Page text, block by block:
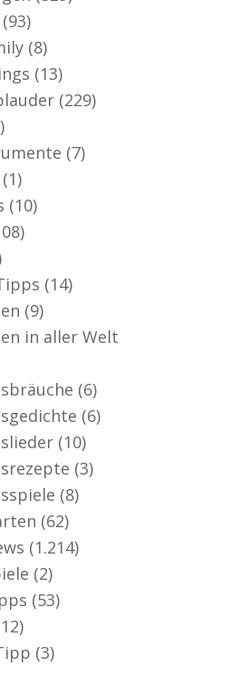
(93)
(8)
(13)
(229)
(7)
(1)
(10)
(14)
(9)
in aller Welt
(6)
(6)
(10)
(3)
(8)
(62)
(1.214)
(2)
(53)
(3)